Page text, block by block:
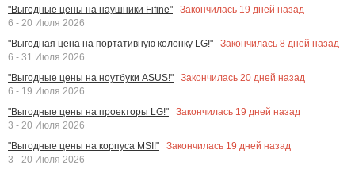
"Выгодные цены на наушники Fifine"
Закончилась 19 дней назад
6 - 20 Июля 2026
"Выгодная цена на портативную колонку LG!"
Закончилась 8 дней назад
6 - 31 Июля 2026
"Выгодные цены на ноутбуки ASUS!"
Закончилась 20 дней назад
6 - 19 Июля 2026
"Выгодные цены на проекторы LG!"
Закончилась 19 дней назад
3 - 20 Июля 2026
"Выгодные цены на корпуса MSI!"
Закончилась 19 дней назад
3 - 20 Июля 2026